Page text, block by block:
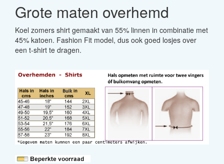
Grote maten overhemd
Koel zomers shirt gemaakt van 55% linnen in combinatie met
45% katoen. Fashion Fit model, dus ook goed losjes over
een t-shirt te dragen.